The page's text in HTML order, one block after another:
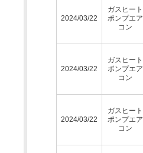
2024/03/22
ガスヒート
ポンプエア
コン
2024/03/22
ガスヒート
ポンプエア
コン
2024/03/22
ガスヒート
ポンプエア
コン